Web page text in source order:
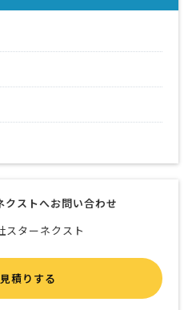
クストへお問い合わせ
積りする